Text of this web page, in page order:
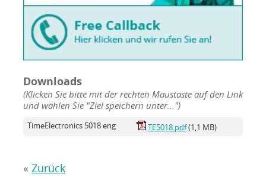
Downloads
(Klicken Sie bitte mit der rechten Maustaste auf den Link
und wählen Sie "Ziel speichern unter...")
TimeElectronics 5018 eng TE5018.pdf(1,1 MB)
« Zurück